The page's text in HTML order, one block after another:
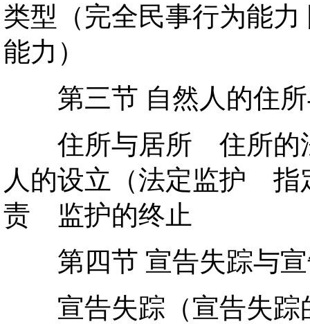
类型（完全民事行为能
能力）
第三节 自然人的住所
住所与居所 住所的
人的设立（法定监护 指
责 监护的终止
第四节 宣告失踪与宣
宣告失踪（宣告失踪